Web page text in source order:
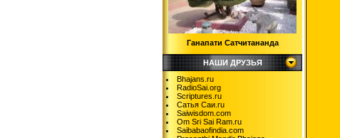
Ганапати Сатчитананда
НАШИ ДРУЗЬЯ
Bhajans.ru
RadioSai.org
Scriptures.ru
Сатья Саи.ru
Saiwisdom.com
Om Sri Sai Ram.ru
Saibabaofindia.com